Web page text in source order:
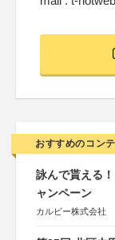
おすすめのコン
詠んで貰える
ャンペーン
カルビー株式会社